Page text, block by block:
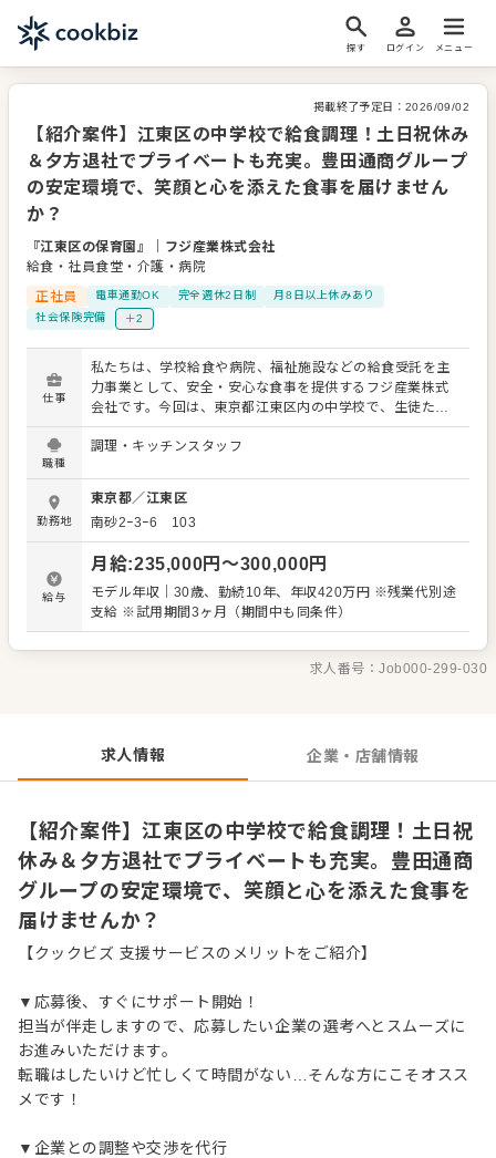
探す ログイン メニュー
掲載終了予定日： 2026/09/02
【紹介案件】江東区の中学校で給食調理！土日祝休み
＆夕方退社でプライベートも充実。豊田通商グループ
の安定環境で、笑顔と心を添えた食事を届けません
か？
『江東区の保育園』
フジ産業株式会社
給食・社員食堂・介護・病院
正社員
電車通勤OK 完全週休2日制
月8日以上休みあり
社会保険完備
＋2
仕事
私たちは、学校給食や病院、福祉施設などの給食受託を主
力事業として、安全・安心な食事を提供するフジ産業株式
会社です。今回は、東京都江東区内の中学校で、生徒たち
の給食をおつくりいただく調理・キッチンスタッフを募集
します。 お仕事は主に調理師業務を担当し、子どもたちへ
を発揮し、協力しながら美味しい給食をつくり上げる楽し
さと、子どもたちの健康を支える大きなやりがいを実感で
きる環境です。安全第一をベースに、笑顔での挨拶や適切
な報・連・相を大切にしています。 豊田通商グループなら
ではの安定した基盤があり、働きやすさにこだわった職場
環境を整えているため、社員の定着率も高く安心して長く
働けます。 抜群の働きやすさのポイントです。 ・土日祝日
10時間程度と少なめ 学校給食の現場は、朝は早いですが、
夕方16時〜17時頃には退社できるケースが多く、プライベ
職種
調理・キッチンスタッフ
勤務地
東京都／江東区
南砂2ｰ3ｰ6 103
給与
月給:235,000円〜300,000円
モデル年収｜30歳、勤続10年、年収420万円 ※残業代別途
支給 ※試用期間3ヶ月（期間中も同条件）
求人番号：Job000-299-030
求人情報 企業・店舗情報
【紹介案件】江東区の中学校で給食調理！土日祝
休み＆夕方退社でプライベートも充実。豊田通商
グループの安定環境で、笑顔と心を添えた食事を
届けませんか？
【クックビズ 支援サービスのメリットをご紹介】
▼応募後、すぐにサポート開始！
担当が伴走しますので、応募したい企業の選考へとスムーズに
お進みいただけます。
転職はしたいけど忙しくて時間がない…そんな方にこそオスス
メです！
▼企業との調整や交渉を代行